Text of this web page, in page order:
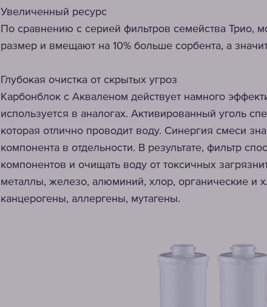
Увеличенный ресурс
По сравнению с серией фильтров семейства Трио,
размер и вмещают на 10% больше сорбента, а
Глубокая очистка от скрытых угроз
Карбонблок с Акваленом действует намного
используется в аналогах. Активированный уголь
которая отлично проводит воду. Синергия смеси
компонента в отдельности. В результате, фильтр
компонентов и очищать воду от токсичных
металлы, железо, алюминий, хлор, органические и
канцерогены, аллергены, мутагены.